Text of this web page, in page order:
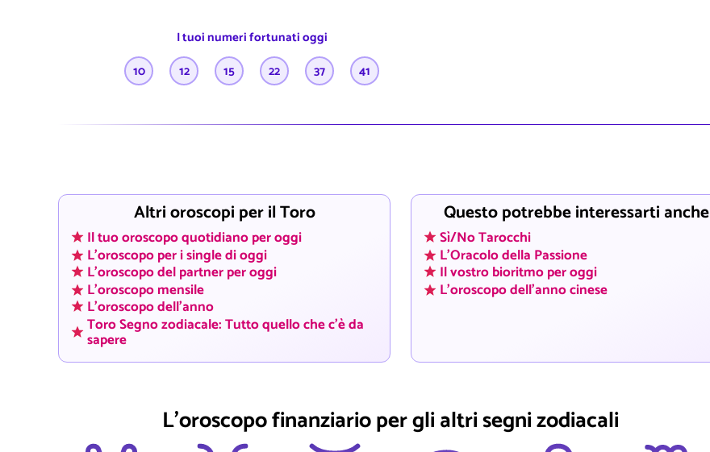
I tuoi numeri fortunati oggi
10
12 15 22 37 41
Altri oroscopi per il Toro
Il tuo oroscopo quotidiano per oggi
L'oroscopo per i single di oggi
L'oroscopo del partner per oggi
L'oroscopo mensile
L'oroscopo dell'anno
Toro Segno zodiacale: Tutto quello che c'è da
sapere
Questo potrebbe interessarti anche
Sì/No Tarocchi
L'Oracolo della Passione
Il vostro bioritmo per oggi
L'oroscopo dell'anno cinese
L'oroscopo finanziario per gli altri segni zodiacali